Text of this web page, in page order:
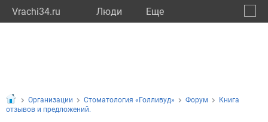
Vrachi34.ru Люди Eще
Организации Стоматология «Голливуд» Форум
Книга
отзывов и предложений.